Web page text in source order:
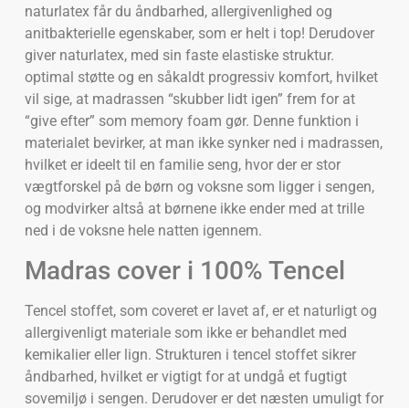
naturlatex får du åndbarhed, allergivenlighed og
anitbakterielle egenskaber, som er helt i top! Derudover
giver naturlatex, med sin faste elastiske struktur.
optimal støtte og en såkaldt progressiv komfort, hvilket
vil sige, at madrassen “skubber lidt igen” frem for at
“give efter” som memory foam gør. Denne funktion i
materialet bevirker, at man ikke synker ned i madrassen,
hvilket er ideelt til en familie seng, hvor der er stor
vægtforskel på de børn og voksne som ligger i sengen,
og modvirker altså at børnene ikke ender med at trille
ned i de voksne hele natten igennem.
Madras cover i 100% Tencel
Tencel stoffet, som coveret er lavet af, er et naturligt og
allergivenligt materiale som ikke er behandlet med
kemikalier eller lign. Strukturen i tencel stoffet sikrer
åndbarhed, hvilket er vigtigt for at undgå et fugtigt
sovemiljø i sengen. Derudover er det næsten umuligt for